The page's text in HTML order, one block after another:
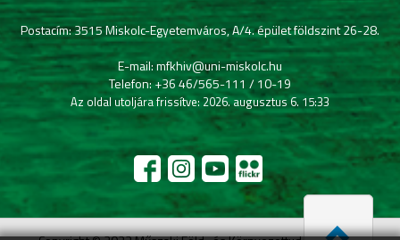
Postacím: 3515 Miskolc-Egyetemváros, A/4. épület földszint 26-28.
E-mail: mfkhiv@uni-miskolc.hu
Telefon: +36 46/565-111 / 10-19
Az oldal utoljára frissítve: 2026. augusztus 6. 15:33